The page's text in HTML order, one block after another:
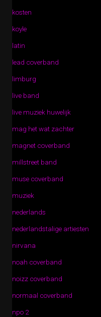
kosten
koyle
latin
lead coverband
limburg
live band
live muziek huwelijk
mag het wat zachter
magnet coverband
millstreet band
muse coverband
muziek
nederlands
nederlandstalige artiesten
nirvana
noah coverband
noizz coverband
normaal coverband
npo 2